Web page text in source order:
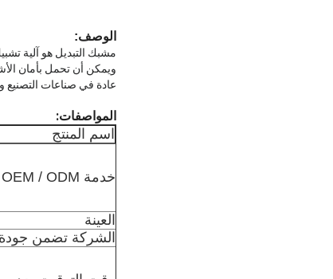
الوصف:
مشبك التبديل هو آلية
ويمكن أن تحمل بأمان
عادة في صناعات التصنيع
المواصفات:
اسم المنتج
خدمة OEM / ODM
العينة
الشركة تضمن جودة